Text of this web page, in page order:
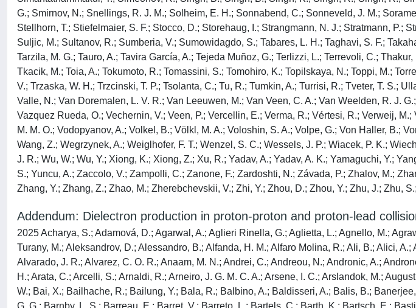
Addendum: Dielectron production in proton-proton and proton-lead
2025 Acharya, S.; Adamová, D.; Agarwal, A.; Aglieri Rinella, G.; Aglietta, L.; Agnello, M.; Agrawal, N.; Ahammed, Z.; Ahmad, S.; Ahn, S. U.; Ahuja, I.; Akindinov, A.; Akishina, V.; Al-Turany, M.; Aleksandrov, D.; Alessandro, B.; Alfanda, H. M.; Alfaro Molina, R.; Ali, B.; Alici, A.; Alizadehvandchali, N.; Alkin, A.; Alme, J.; Alocco, G.; Alt, T.; Altamura, A. R.; Altsybeev, I.; Alvarado, J. R.; Alvarez, C. O. R.; Anaam, M. N.; Andrei, C.; Andreou, N.; Andronic, A.; Andronov, E.; Anguelov, V.; Antinori, F.; Antonioli, P.; Apadula, N.; Aphecetche, L.; Appelshäuser, H.; Arata, C.; Arcelli, S.; Arnaldi, R.; Arneiro, J. G. M. C. A.; Arsene, I. C.; Arslandok, M.; Augustinus, A.; Averbeck, R.; Averyanov, D.; Azmi, M. D.; Baba, H.; Badalà, A.; Bae, J.; Baek, Y. W.; Bai, X.; Bailhache, R.; Bailung, Y.; Bala, R.; Balbino, A.; Baldisseri, A.; Balis, B.; Banerjee, D.; Banoo, Z.; Barbasova, V.; Barile, F.; Barioglio, L.; Barlou, M.; Barman, B.; Barnaföldi, G. G.; Barnby, L. S.; Barreau, E.; Barret, V.; Barreto, L.; Bartels, C.; Barth, K.; Bartsch, E.; Bastid, N.; Basu, S.; Batigne, G.; Battistini, D.; Batyunya, B.; Bauri, D.; Bazo Alba, J. L.; Bearden, I. G.; Beattie, C.; Becht, P.; Behera, D.; Belikov, I.; Bell Hechavarria, A. D. C.; Bellini, F.; Bellwied, R.; Belokurova, S.; Beltran, L. G. E.; Beltran, Y. A. V.; Bencedi, G.; Bensaoula, A.; Beole, S.; Berdnikov, Y.; Berdnikova, A.; Bergmann, L.; Besoiu, M. G.; Betev, L.; Bhaduri, P. P.; Bhasin, A.; Bhattacharjee, B.; Bianchi, L.; Bielčík, J.; Bielčíková, J.; Bigot, A. P.; Bilandzic, A.; Biro, G.; Biswas, S.; Bize, N.; Blair, J. T.; Blau, D.; Blidaru, M. B.; Bluhme, N.; Blume, C.; Boca, G.; Bock, F.; Bodova, T.; Bok, J.; Boldizsár, L.; Bombara, M.; Bond, P. M.; Bonomi, G.; Borel, H.; Borissov, A.; Borquez Carcamo, A. G.; Botta, E.; Bouziani, Y. E. M.; Bratrud, L.; Braun-Munzinger, P.; Bregant, M.; Broz, M.; Bruno, G. E.; Buchakchiev, V. D.; Buckland, M. D.; Budnikov, D.; Buesching, H.; Bufalino, S.; Buhler, P.; Burmasov, N.; Buthelezi, Z.; Bylinkin, A.; Bysiak, S. A.; Cabanillas Noris, J. C.; Cabrera, M. F. T.; Cai, M.; Caines, H.; Caliva, A.; Calvo Villar, E.; Camacho, J. M. M.; Camerini, P.; Canedo, F. D. M.; Cantway, S. L.; Carabas, M.; Carballo, A. A.; Carnesecchi, F.; Caron, R.; Carvalho, L. A. D.; Castillo Castellanos, J.; Castoldi, M.; Catalano, F.; Cattaruzzi, S.; Ceballos Sanchez, C.; Cerri, R.; Chakaberia, I.; Chakraborty, P.; Chandra, S.; Chapeland, S.; Chartier, M.; Chattopadhay, S.; Chattopadhyay, S.; Chattopadhyay, S.; Chen, M.; Cheng, T.; Cheshkov, C.; Chibante Barroso, V.; Chinellato, D. D.; Chizzali, E. S.; Cho, J.; Cho, S.; Chochula, P.; Chochulska, Z. A.; Choudhury, D.; Christakoglou, P.; Christensen, C. H.; Christiansen, P.; Chujo, T.; Ciacco, M.; Cicalo, C.; Ciupek, M. R.; Clai, G.; Colamaria, F.; Colburn, J. S.; Colella, D.; Colelli, A.; Colocci, M.; Concas, M.; Conesa Balbastre, G.; Conesa Del Valle, Z.; Contin, G.; Contreras, J. G.; Coquet, M. L.; Cortese, P.; Cosentino, M. R.; Costa, F.; Costanza, S.; Cot, C.; Crochet, P.; Cruz-Torres, R.; Czarnynoga, M. M.; Dainese, A.; Dange, G.; Danisch, M. C.; Danu, A.; Das, P.; Das, P.; Das, S.; Dash, A. R.; Dash, S.; De Caro, A.; De Cataldo, G.; De Cuveland, J.; De Falco, A.; De Gruttola, D.; De Marco, N.; De Martin, C.; De Pasquale, S.; Deb, R.; Del Grande, R.; Dello Stritto, L.; Deng, W.; Devereaux, K. C.; Dhankher, P.; Di Bari, D.; Di Mauro, A.; Diab, B.; Diaz, R. A.; Dietel, T.; Ding, Y.; Ditzel, J.; Divià, R.; Djuvsland, Ø.; Dmitrieva, U.; Dobrin, A.; Dönigus, B.; Dubinski, J. M.; Dubla, A.; Dupieux, P.; Dzalaiova, N.; Eder, T. M.; Ehlers, R. J.; Eisenhut, F.; Ejima, R.; Elia, D.; Erazmus, B.; Ercolessi, F.; Espagnon, B.; Eulisse, G.; Evans, D.; Evdokimov, S.; Fabbietti, L.; Faggin, M.; Faivre, J.; Fan, F.; Fan, W.; Fantoni, A.; Fasel, M.; Feliciello, A.; Feofilov, G.; Fernández Téllez, A.; Ferrandi, L.; Ferrer, M. B.; Ferrero, A.; Ferrero, C.; Ferretti, A.; Feuillard, V. J. G.; Filova, V.; Finogeev, D.; Fionda, F. M.; Flatland, E.; Flor, F.; Flores, A. N.; Foertsch, S.; Fokin, I.; Fokin, S.; Follo, U.; Fragiacomo, E.; Frajna, E.; Fuchs, U.; Funicello, N.; Furget, C.; Furs, A.; Fusayasu, T.; Gaardhøje, J. J.; Gagliardi, M.; Gago, A. M.; Gahlaut, T.; Galvan, C. D.; Gangadharan, D. R.; Ganoti, P.; Garabatos, C.; Garcia, J. M.; García Chávez, T.; Garcia-Solis, E.; Gargiulo, C.; Gasik, P.; Gaur, H. M.; Gautam, A.; Gay Ducati, M. B.; Germain, M.; Gernhaeuser, R. A.; Ghosh, C.; Giacalone, M.; Gioachin, G.; Giri, S. K.; Giubellino, P.; Giubilato, P.; Glaenzer, A. M. C.; Glässel, P.; Glimos, E.; Goh, D. J. Q.; Gonzalez, V.; Gordeev, P.; Gorgon, M.; Goswami, K.; Gotovac, S.; Grabski, V.; Graczykowski, L. K.; Grecka, E.; Grelli, A.; Grigoras, C.; Grigoriev, V.; Grigoryan, S.; Grosa, F.; Grosse-Oetringhaus, J. F.; Grosso, R.; Grund, D.; Grunwald, N. A.; Guardiano, G. G.; Guernane, R.; Guilbaud, M.; Gulbrandsen, K.; Gumprecht, J. J. W. K.; Gündem, T.; Gunji, T.; Guo, W.; Gupta, A.; Gupta, R.; Gupta, R.; Gwizdziel, K.; Gyulai, L.; Hadjidakis, C.; Haider, F. U.; Haidlova, S.; Haldar, M.; Hamagaki, H.; Han, Y.; Hanley, B. G.; Hansen, J.; Haque, M.